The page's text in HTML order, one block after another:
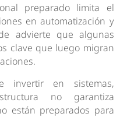
preparado limita el
en automatización y
advierte que algunas
clave que luego migran
invertir en sistemas,
no garantiza
están preparados para